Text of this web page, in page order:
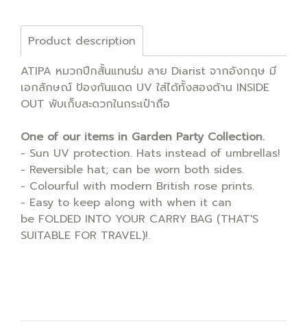
Product description
ATIPA หมวกปีกสั้นแทนร่ม ลาย Diarist จากอังกฤษ มี
เอกลักษณ์ ป้องกันแดด UV ใส่ได้ทั้งสองด้าน INSIDE
OUT พับเก็บสะดวกในกระเป๋าถือ
One of our items in Garden Party Collection.
- Sun UV protection. Hats instead of umbrellas!
- Reversible hat; can be worn both sides.
- Colourful with modern British rose prints.
- Easy to keep along with when it can
be FOLDED INTO YOUR CARRY BAG (THAT'S
SUITABLE FOR TRAVEL)!.